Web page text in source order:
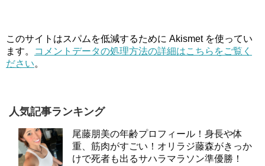
このサイトはスパムを低減するために Akismet を使ってい
ます。
コメントデータの処理方法の詳細はこちらをご覧く
ださい。
人気記事ランキング
尾藤朋美の年齢プロフィール！身長や体
重、筋肉がすごい！オリラジ藤森がきっか
けで死者も出るサハラマラソン準優勝！